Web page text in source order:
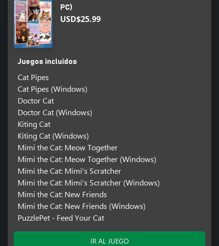
PC)
USD$25.99
Juegos incluidos
Cat Pipes
Cat Pipes (Windows)
Doctor Cat
Doctor Cat (Windows)
Kiting Cat
Kiting Cat (Windows)
Mimi the Cat: Meow Together
Mimi the Cat: Meow Together (Windows)
Mimi the Cat: Mimi's Scratcher
Mimi the Cat: Mimi's Scratcher (Windows)
Mimi the Cat: New Friends
Mimi the Cat: New Friends (Windows)
PuzzlePet - Feed Your Cat
IR AL JUEGO